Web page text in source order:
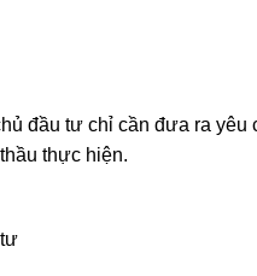
đầu tư chỉ cần đưa ra
thực hiện.